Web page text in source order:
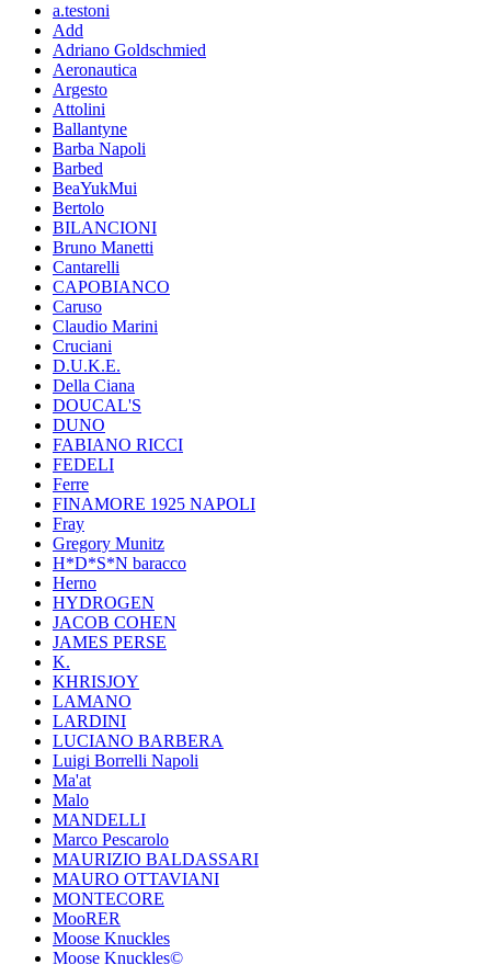
a.testoni
Add
Adriano Goldschmied
Aeronautica
Argesto
Attolini
Ballantyne
Barba Napoli
Barbed
BeaYukMui
Bertolo
BILANCIONI
Bruno Manetti
Cantarelli
CAPOBIANCO
Caruso
Claudio Marini
Cruciani
D.U.K.E.
Della Ciana
DOUCAL'S
DUNO
FABIANO RICCI
FEDELI
Ferre
FINAMORE 1925 NAPOLI
Fray
Gregory Munitz
H*D*S*N baracco
Herno
HYDROGEN
JACOB COHEN
JAMES PERSE
K.
KHRISJOY
LAMANO
LARDINI
LUCIANO BARBERA
Luigi Borrelli Napoli
Ma'at
Malo
MANDELLI
Marco Pescarolo
MAURIZIO BALDASSARI
MAURO OTTAVIANI
MONTECORE
MooRER
Moose Knuckles
Moose Knuckles©️